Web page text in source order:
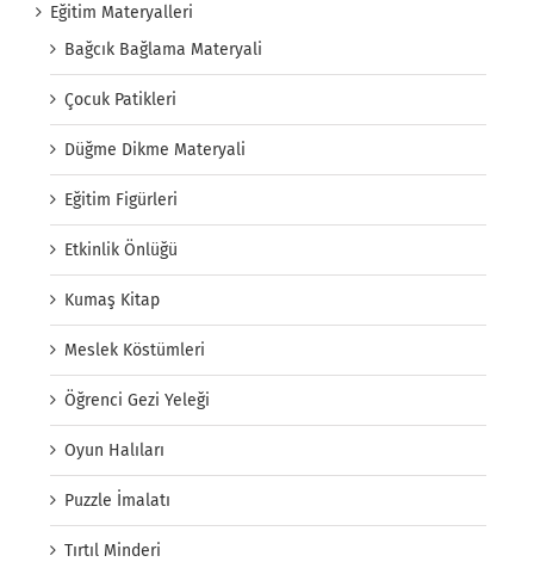
Eğitim Materyalleri
Bağcık Bağlama Materyali
Çocuk Patikleri
Düğme Dikme Materyali
Eğitim Figürleri
Etkinlik Önlüğü
Kumaş Kitap
Meslek Köstümleri
Öğrenci Gezi Yeleği
Oyun Halıları
Puzzle İmalatı
Tırtıl Minderi